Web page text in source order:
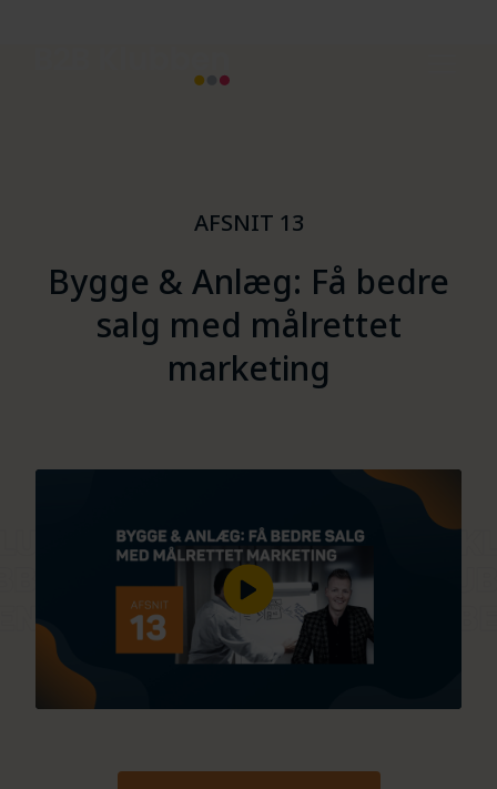
AFSNIT 13
Bygge & Anlæg: Få bedre
salg med målrettet
marketing